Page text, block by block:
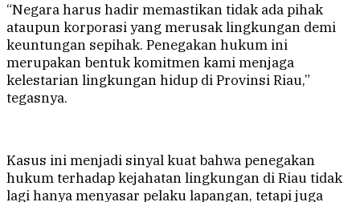
“Negara harus hadir memastikan tidak ada pihak
ataupun korporasi yang merusak lingkungan demi
keuntungan sepihak. Penegakan hukum ini
merupakan bentuk komitmen kami menjaga
kelestarian lingkungan hidup di Provinsi Riau,”
tegasnya.
Kasus ini menjadi sinyal kuat bahwa penegakan
hukum terhadap kejahatan lingkungan di Riau tidak
lagi hanya menyasar pelaku lapangan, tetapi juga